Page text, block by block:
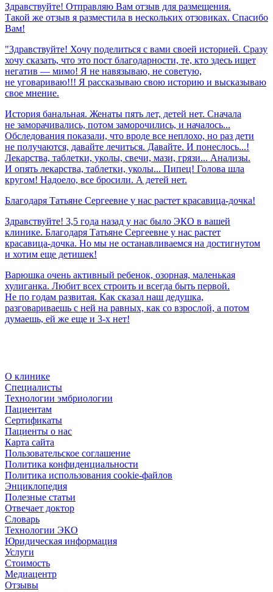
Здравствуйте! Отправляю Вам отзыв для размещения.
Такой же отзыв я разместила в нескольких отзовиках. Спасибо
Вам!
"Здравствуйте! Хочу поделиться с вами своей историей. Сразу
хочу сказать, что это пост благодарности, те, кто здесь ищет
негатив — мимо! Я не навязываю, не советую,
не уговариваю!!! Я рассказываю свою историю и высказываю
свое мнение.
История банальная. Женаты пять лет, детей нет. Сначала
не заморачивались, потом заморочились, и началось...
Обследования показали, что вроде все неплохо, но раз дети
не получаются, давайте лечиться. Давайте. И понеслось...!
Лекарства, таблетки, уколы, свечи, мази, грязи... Анализы.
И опять лекарства, таблетки, уколы... Пипец! Голова шла
кругом! Надоело, все бросили. А детей нет.
Благодаря Татьяне Сергеевне у нас растет красавица-дочка!
Здравствуйте! 3,5 года назад у нас было ЭКО в вашей
клинике. Благодаря Татьяне Сергеевне у нас растет
красавица-дочка. Но мы не останавливаемся на достигнутом
и хотим еще детишек!
Варюшка очень активный ребенок, озорная, маленькая
хулиганка. Любит всех строить и всегда быть первой.
Не по годам развитая. Как сказал наш дедушка,
разговариваешь с ней на равных, как со взрослой, а потом
думаешь, ей же еще и 3-х нет!
О клинике
Специалисты
Технологии эмбриологии
Пациентам
Сертификаты
Пациенты о нас
Карта сайта
Пользовательское соглашение
Политика конфиденциальности
Политика использования cookie-файлов
Энциклопедия
Полезные статьи
Отвечает доктор
Словарь
Технологии ЭКО
Юридическая информация
Услуги
Стоимость
Медиацентр
Отзывы